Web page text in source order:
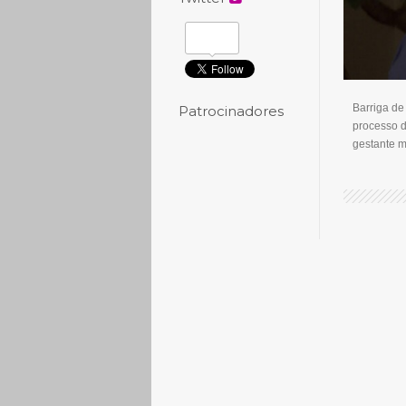
Patrocinadores
Barriga
processo
gestante